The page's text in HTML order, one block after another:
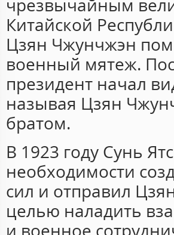
чрезвычайным
Китайской
Цзян Чжунчжэн
военный мятеж.
президент начал
называя Цзян
братом.
В 1923 году Сунь
необходимости
сил и отправил
целью наладить
и военное